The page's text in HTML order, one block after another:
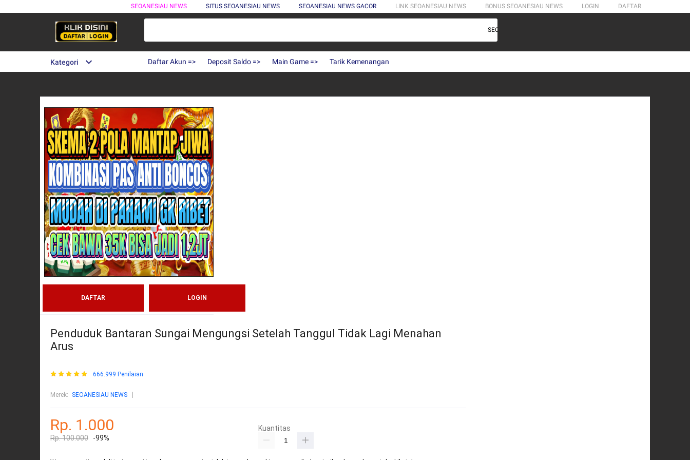
SEOANESIAU NEWS SITUS SEOANESIAU NEWS SEOANESIAU NEWS GACOR LINK SEOANESIAU NEWS BONUS SEOANESIAU NEWS LOGIN DAFTAR
SEOANESIAU NEWS - Situs Game Online Gacor Terbaik Dengan Bonus
Kategori Daftar Akun => Deposit Saldo => Main Game => Tarik Kemenangan
DAFTAR LOGIN
Penduduk Bantaran Sungai Mengungsi Setelah Tanggul Tidak Lagi Menahan
Arus
666.999 Penilaian
Merek: SEOANESIAU NEWS
Rp. 1.000
Rp. 100.000 -99%
Kuantitas